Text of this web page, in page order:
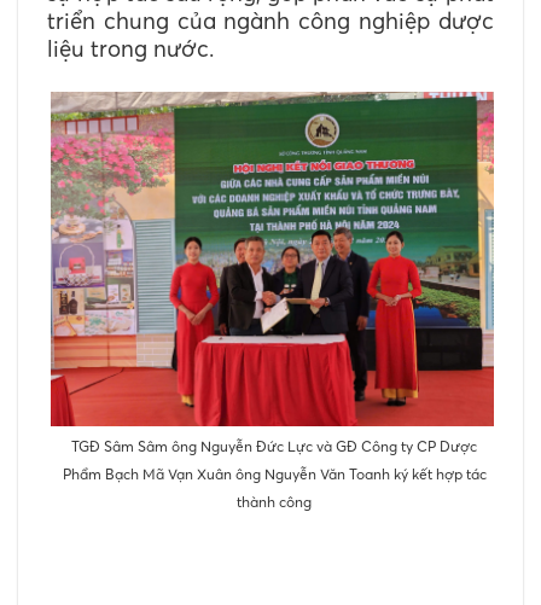
triển chung của ngành công nghiệp dược
liệu trong nước.
TGĐ Sâm Sâm ông Nguyễn Đức Lực và GĐ Công ty CP Dược
Phẩm Bạch Mã Vạn Xuân ông Nguyễn Văn Toanh ký kết hợp tác
thành công